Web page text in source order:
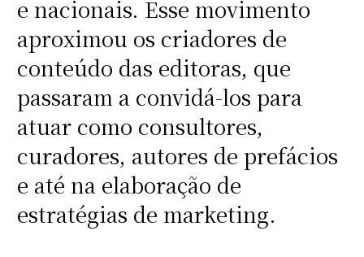
e nacionais. Esse movimento
aproximou os criadores de
conteúdo das editoras, que
passaram a convidá-los para
atuar como consultores,
curadores, autores de prefácios
e até na elaboração de
estratégias de marketing.